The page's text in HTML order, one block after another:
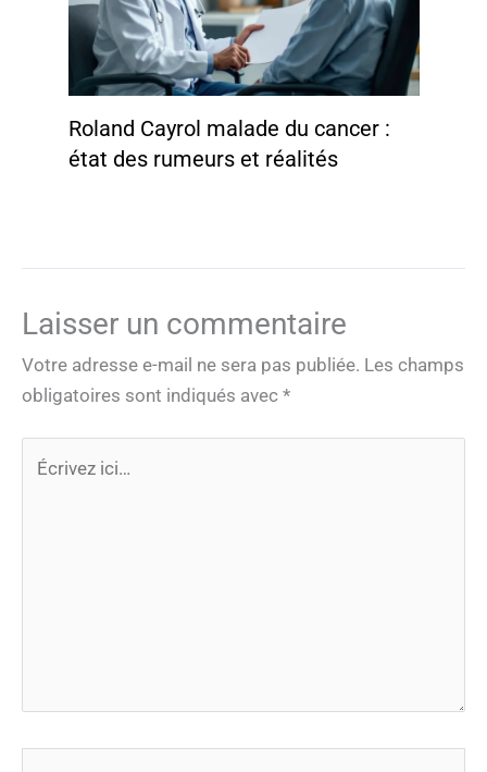
Roland Cayrol malade du cancer :
état des rumeurs et réalités
Laisser un commentaire
Votre adresse e-mail ne sera pas publiée. Les champs
obligatoires sont indiqués avec *